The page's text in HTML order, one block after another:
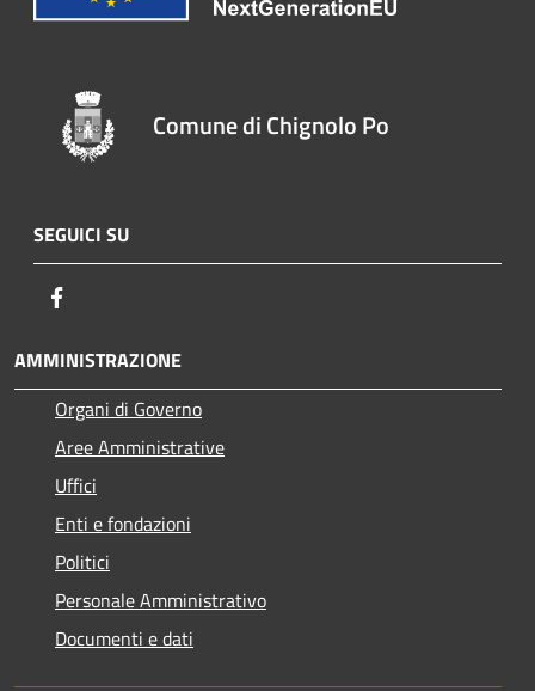
Comune di Chignolo Po
SEGUICI SU
AMMINISTRAZIONE
Organi di Governo
Aree Amministrative
Uffici
Enti e fondazioni
Politici
Personale Amministrativo
Documenti e dati